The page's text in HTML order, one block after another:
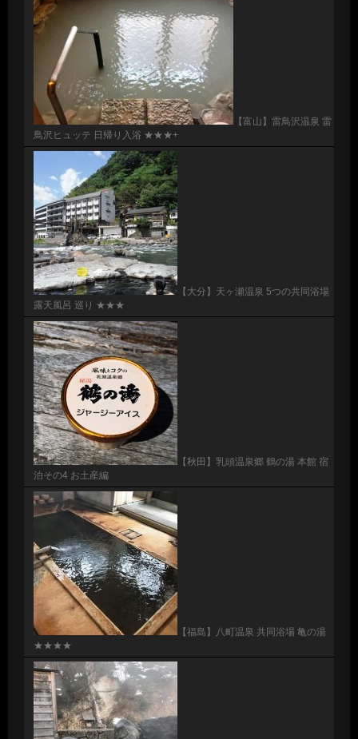
【富山】雷鳥沢温泉 雷
鳥沢ヒュッテ 日帰り入浴 ★★★+
【大分】天ヶ瀬温泉 5つの共同浴場
露天風呂 巡り ★★★
【秋田】乳頭温泉郷 鶴の湯 本館 宿
泊その4 お土産編
【福島】八町温泉 共同浴場 亀の湯
★★★★